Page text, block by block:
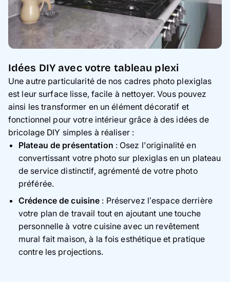
Idées DIY avec votre tableau plexi
Une autre particularité de nos cadres photo plexiglas
est leur surface lisse, facile à nettoyer. Vous pouvez
ainsi les transformer en un élément décoratif et
fonctionnel pour votre intérieur grâce à des idées de
bricolage DIY simples à réaliser :
Plateau de présentation : Osez l'originalité en
convertissant votre photo sur plexiglas en un plateau
de service distinctif, agrémenté de votre photo
préférée.
Crédence de cuisine : Préservez l’espace derrière
votre plan de travail tout en ajoutant une touche
personnelle à votre cuisine avec un revêtement
mural fait maison, à la fois esthétique et pratique
contre les projections.